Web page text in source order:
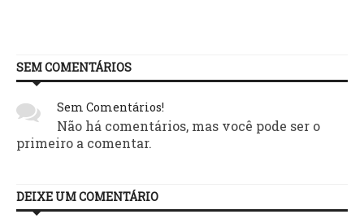
SEM COMENTÁRIOS
Sem Comentários!
Não há comentários, mas você pode ser o
primeiro a comentar.
DEIXE UM COMENTÁRIO